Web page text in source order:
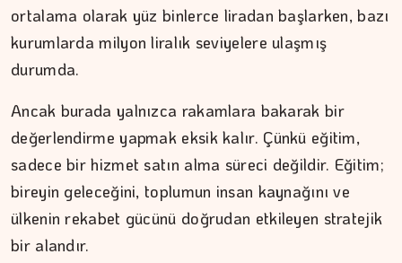
ortalama olarak yüz binlerce liradan başlarken, bazı
kurumlarda milyon liralık seviyelere ulaşmış
durumda.
Ancak burada yalnızca rakamlara bakarak bir
değerlendirme yapmak eksik kalır. Çünkü eğitim,
sadece bir hizmet satın alma süreci değildir. Eğitim;
bireyin geleceğini, toplumun insan kaynağını ve
ülkenin rekabet gücünü doğrudan etkileyen stratejik
bir alandır.
DR. TANER EKİNCİ